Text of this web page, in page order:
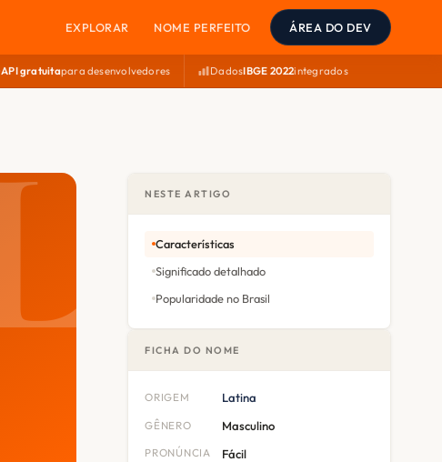
EXPLORAR NOME PERFEITO ÁREA DO DEV
API gratuitapara desenvolvedores DadosIBGE 2022integrados
NESTE ARTIGO
Características
Significado detalhado
Popularidade no Brasil
FICHA DO NOME
ORIGEM Latina
GÊNERO Masculino
PRONÚNCIA Fácil